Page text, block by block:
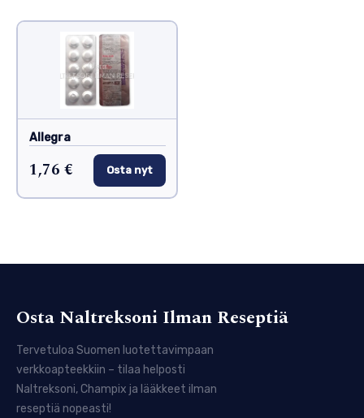
Allegra
1,76 € Osta nyt
Osta Naltreksoni Ilman Reseptiä
Tervetuloa Suomen luotettavimpaan
verkkoapteekkiin – tilaa helposti
Naltreksoni, Champix ja lääkkeet ilman
reseptiä nopeasti!